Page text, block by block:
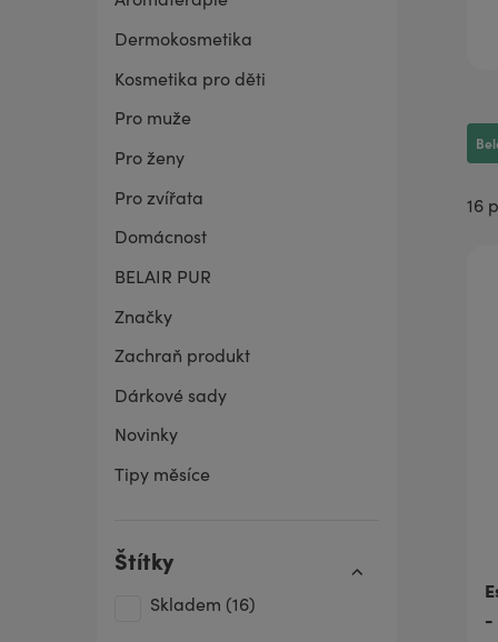
BELAIR PUR Lite
Co mě trápí
Vaginální suchost
Sada pro grilování
16
-
Dermokosmetika
Kosmetika pro děti
Pro muže
Pro ženy
Pro zvířata
Domácnost
BELAIR PUR
Značky
Zachraň produkt
Dárkové sady
Novinky
Tipy měsíce
Štítky
(16)
Skladem